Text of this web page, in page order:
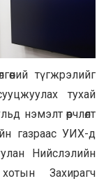
түгжрэлийг
тухай
нэмэлт өөрчлөлт
газраас УИХ-д
Нийслэлийн
Захирагч